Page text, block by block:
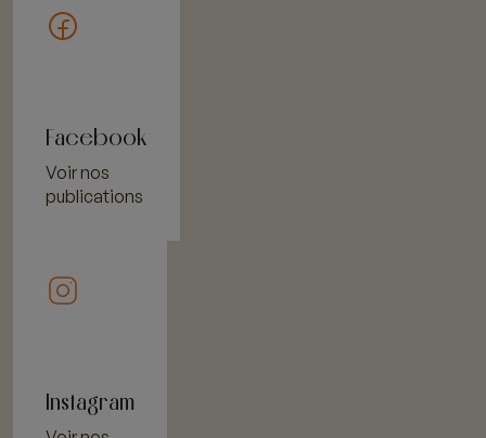
Facebook
Voir nos
publications
Instagram